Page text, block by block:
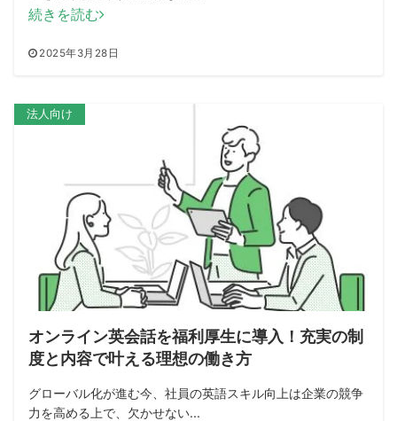
2025年3月28日
続きを読む
法人向け
オンライン英会話を福利厚生に導入！充実の制
度と内容で叶える理想の働き方
グローバル化が進む今、社員の英語スキル向上は企業の競争
力を高める上で、欠かせない...